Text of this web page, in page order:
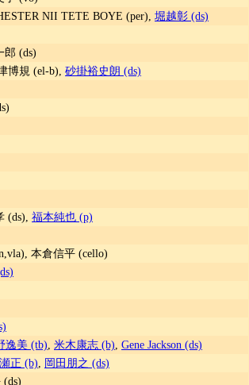
NII TETE BOYE (per), 堀越彰 (ds)
郎 (ds)
博規 (el-b), 砂掛裕史朗 (ds)
(ds), 福本純也 (p)
本倉信平 (cello)
逸美 (tb) 米木康志 (b) Gene Jackson (ds)
正 (b)
岡田朋之 (ds)
(ds)